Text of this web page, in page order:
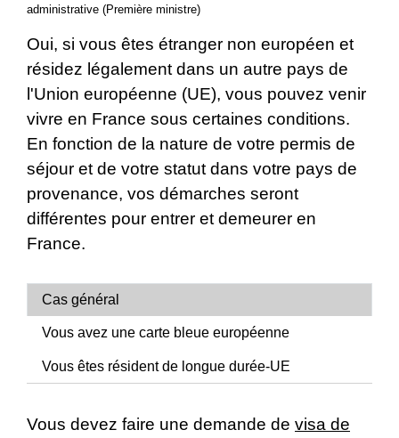
administrative (Première ministre)
Oui, si vous êtes étranger non européen et
résidez légalement dans un autre pays de
l'Union européenne (UE), vous pouvez venir
vivre en France sous certaines conditions.
En fonction de la nature de votre permis de
séjour et de votre statut dans votre pays de
provenance, vos démarches seront
différentes pour entrer et demeurer en
France.
Cas général
Vous avez une carte bleue européenne
Vous êtes résident de longue durée-UE
Vous devez faire une demande de visa de